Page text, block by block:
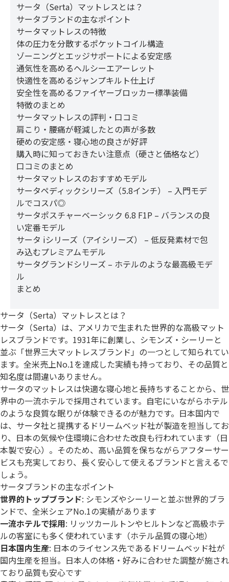
サータ（Serta）マットレスとは？
サータブランドの主なポイント
サータマットレスの特徴
体の圧力を分散するポケットコイル構造
ゾーニングとエッジサポートによる安定感
通気性を高めるヘルシーエアーレット
快適性を高めるジャンプキルト仕上げ
安全性を高めるファイヤーブロッカー標準装備
特徴のまとめ
サータマットレスの評判・口コミ
肩こり・腰痛が軽減したとの声が多数
硬めの安定感・寝心地の良さが好評
購入時に知っておきたい注意点（硬さと価格など）
口コミのまとめ
サータマットレスのおすすめモデル
サータペディックシリーズ（5.8インチ） – 入門モデ
ルでコスパ◎
サータポスチャーベーシック 6.8 F1P – バランスの良
い定番モデル
サータ iシリーズ（アイシリーズ） – 低反発素材で包
み込むプレミアムモデル
サータグランドシリーズ – ホテルのような最高級モデ
ル
まとめ
サータ（Serta）マットレスとは？
サータ（Serta）は、アメリカで生まれた世界的な高級マット
レスブランドです。1931年に創業し、シモンズ・シーリーと
並ぶ「世界三大マットレスブランド」の一つとして知られてい
ます。全米売上No.1を達成した実績も持っており、その品質と
知名度は間違いありません。
サータのマットレスは快適な寝心地と長持ちすることから、世
界中の一流ホテルで採用されています。自宅にいながらホテル
のような良質な眠りが体験できるのが魅力です。日本国内で
は、サータ社と提携するドリームベッド社が製造を担当してお
り、日本の気候や住環境に合わせた改良も行われています（日
本製で安心）。そのため、高い品質を保ちながらアフターサー
ビスも充実しており、長く安心して使えるブランドと言えるで
しょう。
サータブランドの主なポイント
世界的トップブランド: シモンズやシーリーと並ぶ世界的ブラ
ンドで、全米シェアNo.1の実績があります
一流ホテルで採用: リッツカールトンやヒルトンなど高級ホテ
ルの客室にも多く使われています（ホテル品質の寝心地）
日本国内生産: 日本のライセンス先であるドリームベッド社が
国内生産を担当。日本人の体格・好みに合わせた調整が施され
ており品質も安心です